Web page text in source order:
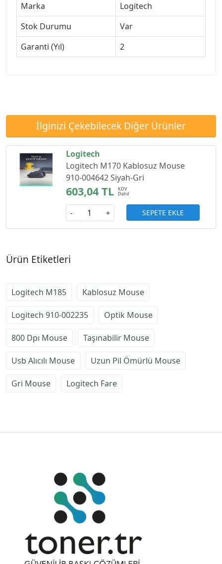
Marka
Logitech
Stok Durumu
Var
Garanti (Yıl)
2
İlginizi Çekebilecek Diğer Ürünler
Logitech
Logitech M170 Kablosuz Mouse
910-004642 Siyah-Gri
603,04 TL
- + SEPETE EKLE
Ürün Etiketleri
Logitech M185 Kablosuz Mouse
Logitech 910-002235 Optik Mouse
800 Dpı Mouse Taşınabilir Mouse
Usb Alıcılı Mouse Uzun Pil Ömürlü Mouse
Gri Mouse Logitech Fare